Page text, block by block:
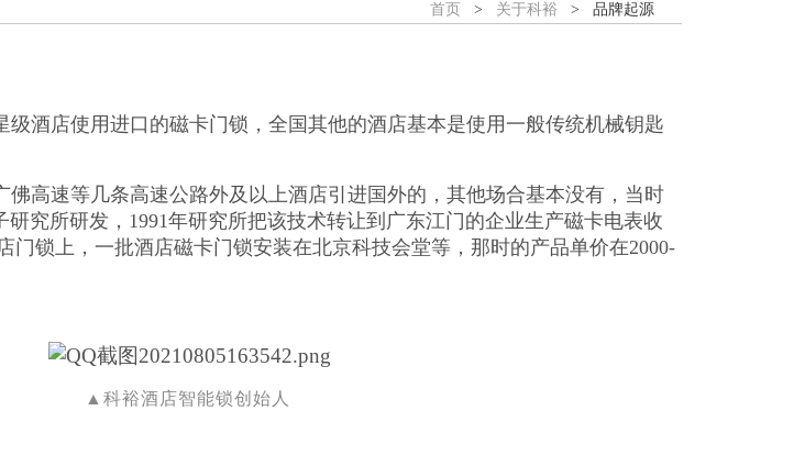
首页 > 关于科裕 > 品牌起源
级酒店使用进口的磁卡门锁，全国其他的酒店基本是使用一般传统机械钥匙
佛高速等几条高速公路外及以上酒店引进国外的，其他场合基本没有，当时
究所研发，1991年研究所把该技术转让到广东江门的企业生产磁卡电表收
门锁上，一批酒店磁卡门锁安装在北京科技会堂等，那时的产品单价在2000-
▲科裕酒店智能锁创始人